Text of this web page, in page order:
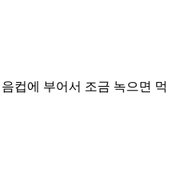
컵에 부어서 조금 녹으면 먹